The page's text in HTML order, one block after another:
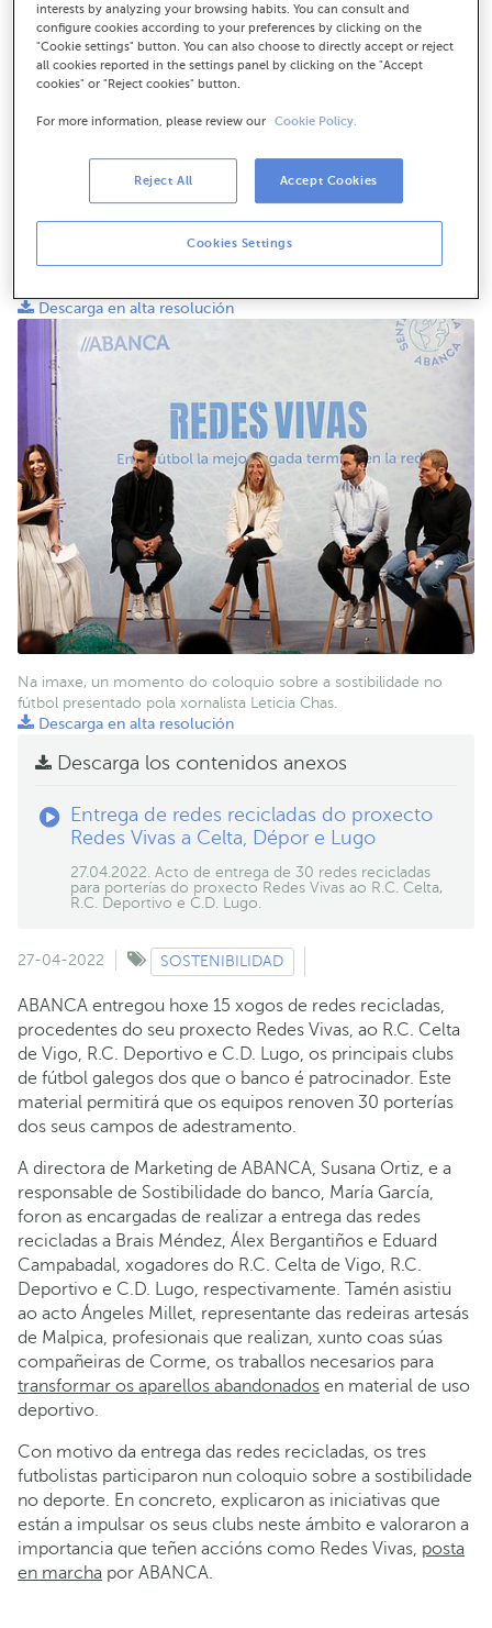
De esquerda a dereita, Brais Méndez, Susana Ortiz, Eduard
Descarga en alta resolución
Na imaxe, un momento do coloquio sobre a sostibilidade no
fútbol presentado pola xornalista Leticia Chas.
Descarga en alta resolución
Descarga los contenidos anexos
Entrega de redes recicladas do proxecto
Redes Vivas a Celta, Dépor e Lugo
27.04.2022. Acto de entrega de 30 redes recicladas
para porterías do proxecto Redes Vivas ao R.C. Celta,
R.C. Deportivo e C.D. Lugo.
27-04-2022 SOSTENIBILIDAD
ABANCA entregou hoxe 15 xogos de redes recicladas,
procedentes do seu proxecto Redes Vivas, ao R.C. Celta
de Vigo, R.C. Deportivo e C.D. Lugo, os principais clubs
de fútbol galegos dos que o banco é patrocinador. Este
material permitirá que os equipos renoven 30 porterías
dos seus campos de adestramento.
A directora de Marketing de ABANCA, Susana Ortiz, e a
responsable de Sostibilidade do banco, María García,
foron as encargadas de realizar a entrega das redes
recicladas a Brais Méndez, Álex Bergantiños e Eduard
Campabadal, xogadores do R.C. Celta de Vigo, R.C.
Deportivo e C.D. Lugo, respectivamente. Tamén asistiu
ao acto Ángeles Millet, representante das redeiras artesás
de Malpica, profesionais que realizan, xunto coas súas
compañeiras de Corme, os traballos necesarios para
transformar os aparellos abandonados en material de uso
deportivo.
Con motivo da entrega das redes recicladas, os tres
futbolistas participaron nun coloquio sobre a sostibilidade
no deporte. En concreto, explicaron as iniciativas que
están a impulsar os seus clubs neste ámbito e valoraron a
importancia que teñen accións como Redes Vivas, posta
en marcha por ABANCA.
interests by analyzing your browsing habits. You can consult and
configure cookies according to your preferences by clicking on the
"Cookie settings" button. You can also choose to directly accept or reject
all cookies reported in the settings panel by clicking on the "Accept
cookies" or "Reject cookies" button.
For more information, please review our Cookie Policy.
Cookies Settings
Reject All Accept Cookies